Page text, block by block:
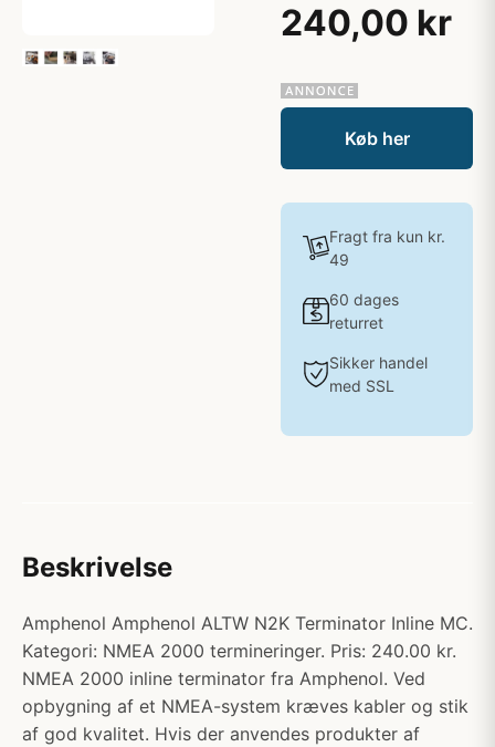
240,00 kr
Køb her
Fragt fra kun kr.
49
60 dages
returret
Sikker handel
med SSL
Beskrivelse
Amphenol Amphenol ALTW N2K Terminator Inline MC.
Kategori: NMEA 2000 termineringer. Pris: 240.00 kr.
NMEA 2000 inline terminator fra Amphenol. Ved
opbygning af et NMEA-system kræves kabler og stik
af god kvalitet. Hvis der anvendes produkter af